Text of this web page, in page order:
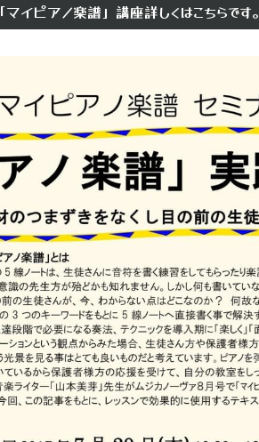
「マイピアノ楽譜」講座詳しくはこちらです。